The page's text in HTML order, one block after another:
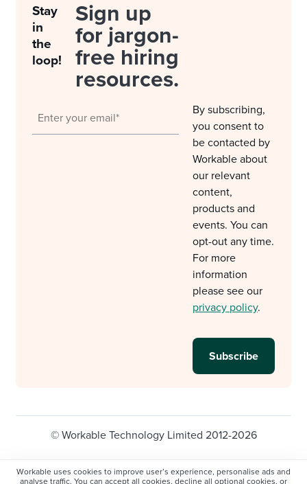
Workable uses cookies to improve user’s experience, personalise ads and
analyse traffic. You can accept all cookies, decline all optional cookies, or
Stay
in
the
loop!
Sign up
for jargon-
free hiring
resources.
By subscribing,
you consent to
be contacted by
Workable about
our relevant
content,
products and
events. You can
opt-out any time.
For more
information
please see our
privacy policy.
© Workable Technology Limited 2012-2026
Privacy policy
Cookie Settings